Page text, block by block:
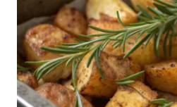
ZUBEREITEN
–
KNUSPRIG,
EINFACH
UND
AROMATISCH